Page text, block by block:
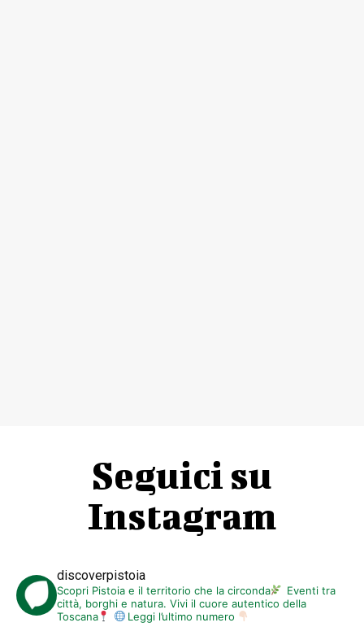
Seguici su
Instagram
discoverpistoia
Scopri Pistoia e il territorio che la circonda
Eventi tra
città, borghi e natura. Vivi il cuore autentico della
Toscana
Leggi l’ultimo numero